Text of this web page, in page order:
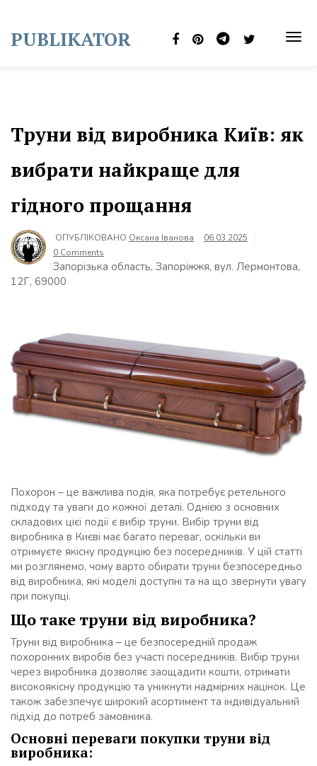
content
PUBLIKATOR
Труни від виробника Київ: як
вибрати найкраще для
гідного прощання
ОПУБЛІКОВАНО Оксана Іванова
06.03.2025
0 Comments
Запорізька область, Запоріжжя, вул. Лермонтова,
12Г, 69000
Похорон – це важлива подія, яка потребує ретельного
підходу та уваги до кожної деталі. Однією з основних
складових цієї події є вибір труни. Вибір труни від
виробника в Києві має багато переваг, оскільки ви
отримуєте якісну продукцію без посередників. У цій статті
ми розглянемо, чому варто обирати труни безпосередньо
від виробника, які моделі доступні та на що звернути увагу
при покупці.
Що таке труни від виробника?
Труни від виробника – це безпосередній продаж
похоронних виробів без участі посередників. Вибір труни
через виробника дозволяє заощадити кошти, отримати
високоякісну продукцію та уникнути надмірних націнок. Це
також забезпечує широкий асортимент та індивідуальний
підхід до потреб замовника.
Основні переваги покупки труни від
виробника: